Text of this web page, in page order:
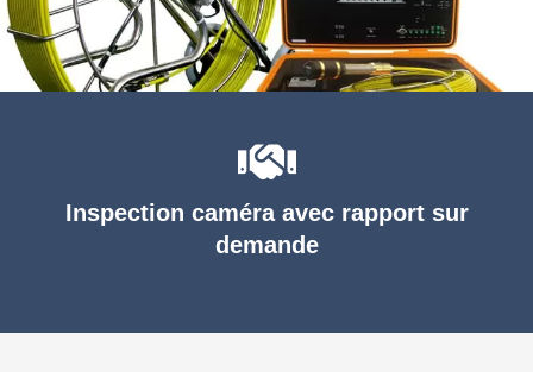
Inspection caméra avec rapport sur
demande